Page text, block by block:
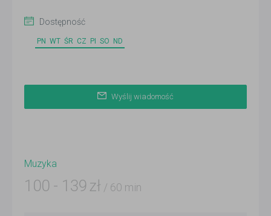
Dostępność
PN WT ŚR CZ PI SO ND
Wyślij wiadomość
Muzyka
100 - 139 zł / 60 min